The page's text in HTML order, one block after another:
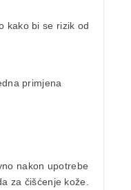
kako bi se rizik od
primjena
nakon upotrebe
za čišćenje kože.